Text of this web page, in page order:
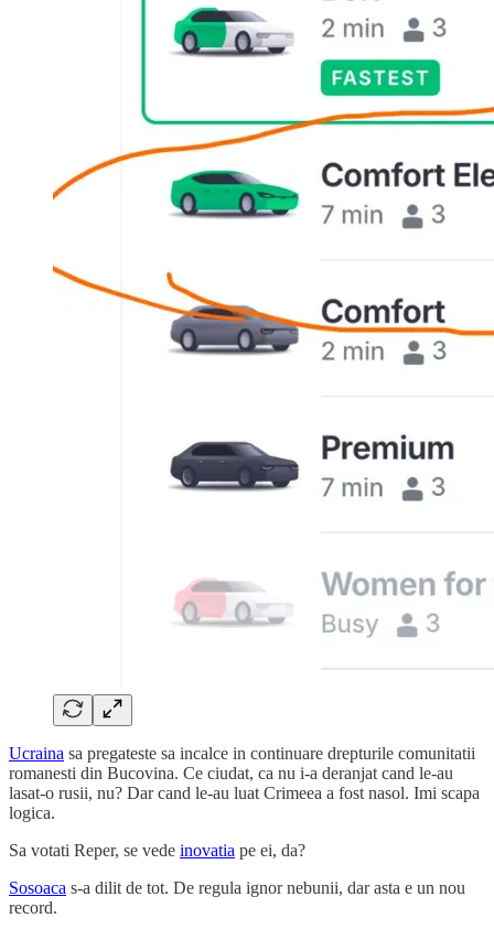
Ucraina sa pregateste sa incalce in continuare drepturile comunitatii
romanesti din Bucovina. Ce ciudat, ca nu i-a deranjat cand le-au
lasat-o rusii, nu? Dar cand le-au luat Crimeea a fost nasol. Imi scapa
logica.
Sa votati Reper, se vede inovatia pe ei, da?
Sosoaca s-a dilit de tot. De regula ignor nebunii, dar asta e un nou
record.